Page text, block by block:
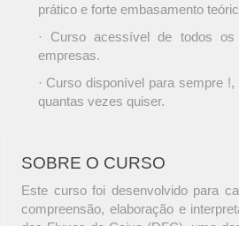
prático e forte embasamento
· Curso acessível de todos os
empresas.
· Curso disponível para sempre
quantas vezes quiser.
SOBRE O CURSO
Este curso foi desenvolvido para
compreensão, elaboração e